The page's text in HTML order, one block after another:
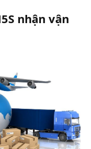
nhận vận